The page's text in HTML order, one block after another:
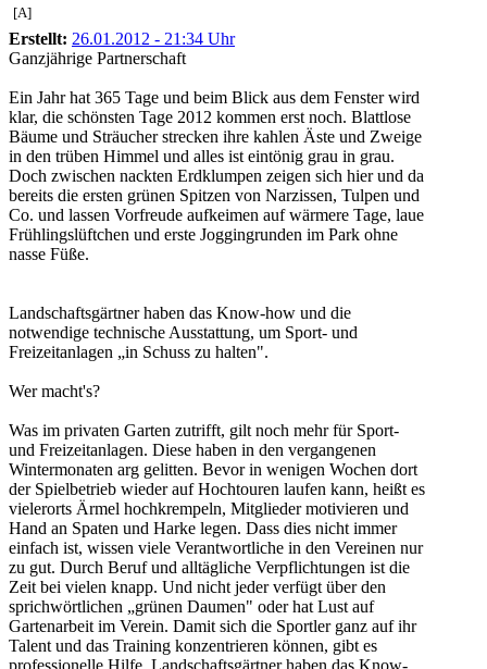
[A]
Erstellt: 26.01.2012 - 21:34 Uhr
Ganzjährige Partnerschaft
Ein Jahr hat 365 Tage und beim Blick aus dem Fenster wird
klar, die schönsten Tage 2012 kommen erst noch. Blattlose
Bäume und Sträucher strecken ihre kahlen Äste und Zweige
in den trüben Himmel und alles ist eintönig grau in grau.
Doch zwischen nackten Erdklumpen zeigen sich hier und da
bereits die ersten grünen Spitzen von Narzissen, Tulpen und
Co. und lassen Vorfreude aufkeimen auf wärmere Tage, laue
Frühlingslüftchen und erste Joggingrunden im Park ohne
nasse Füße.
Landschaftsgärtner haben das Know-how und die
notwendige technische Ausstattung, um Sport- und
Freizeitanlagen „in Schuss zu halten".
Wer macht's?
Was im privaten Garten zutrifft, gilt noch mehr für Sport-
und Freizeitanlagen. Diese haben in den vergangenen
Wintermonaten arg gelitten. Bevor in wenigen Wochen dort
der Spielbetrieb wieder auf Hochtouren laufen kann, heißt es
vielerorts Ärmel hochkrempeln, Mitglieder motivieren und
Hand an Spaten und Harke legen. Dass dies nicht immer
einfach ist, wissen viele Verantwortliche in den Vereinen nur
zu gut. Durch Beruf und alltägliche Verpflichtungen ist die
Zeit bei vielen knapp. Und nicht jeder verfügt über den
sprichwörtlichen „grünen Daumen" oder hat Lust auf
Gartenarbeit im Verein. Damit sich die Sportler ganz auf ihr
Talent und das Training konzentrieren können, gibt es
professionelle Hilfe. Landschaftsgärtner haben das Know-